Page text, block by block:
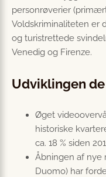
personrøverier
Voldskriminaliteten er
og turistrettede
Venedig og Firenze.
Udviklingen
Øget
historiske
ca. 18 % siden
Åbningen af nye
Duomo) har